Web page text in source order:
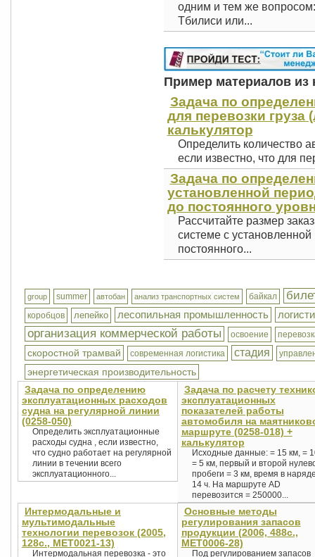
одним и тем же
Тбилиси или...
Пример материалов из
Задача по
для перевозки груза
калькулятор
Определить количество
если известно, что для
Задача по
установленной
до постоянного
Рассчитайте размер
системе с
постоянного...
group summer автобан анализ транспортных систем байкал
коробцов лепейко лесопильная промышленность
организация коммерческой работы освоение
скоростной трамвай современная логистика стадия
энергетическая производительность
Задача по определению
эксплуатационных расходов
судна на регулярной линии
(0258-050)
Определить эксплуатационные
расходы судна , если известно,
что судно работает на регулярной
линии в течении всего
эксплуатационного...
Задача по расчету
эксплуатационных
показателей работы
автомобиля на
маршруте (0258-018) +
калькулятор
Исходные данные: = 15 км, =
= 5 км, первый и второй
пробеги = 3 км, время в
14 ч. На маршруте AD
перевозится = 250000...
Интермодальные и
мультимодальные
технологии перевозок (2005,
128с., MET0021-13)
Интермодальная перевозка - это
Основные методы
регулирования запасов
продукции (2006, 488с.,
MET0006-28)
Под регулированием запасов